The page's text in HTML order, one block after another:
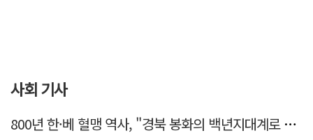
사회 기사
800년 한·베 혈맹 역사, "경북 봉화의 백년지대계로 피어난다"